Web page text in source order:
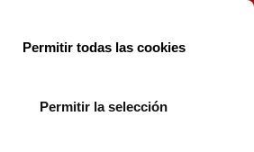
Permitir todas las cookies
Permitir la selección